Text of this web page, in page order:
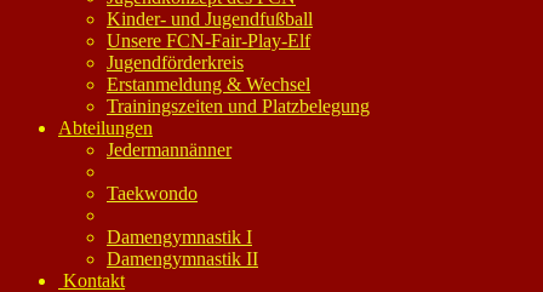
Kinder- und Jugendfußball
Unsere FCN-Fair-Play-Elf
Jugendförderkreis
Erstanmeldung & Wechsel
Trainingszeiten und Platzbelegung
Abteilungen
Jedermannänner
Taekwondo
Damengymnastik I
Damengymnastik II
Kontakt